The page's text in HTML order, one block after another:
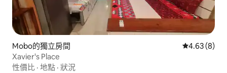
Mobo的獨立房間 從 8 則評價
4.63 (8)
Xavier's Place
性價比 · 地點 · 狀況